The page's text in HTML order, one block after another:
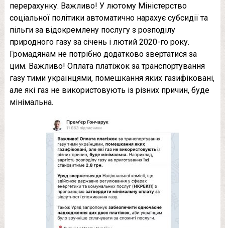
перерахунку. Важливо! У лютому Міністерство
соціальної політики автоматично нарахує субсидії та
пільги за відокремлену послугу з розподілу
природного газу за січень і лютий 2020-го року.
Громадянам не потрібно додатково звертатися за
цим. Важливо! Оплата платіжок за транспортування
газу тими українцями, помешкання яких газифіковані,
але які газ не використовують із різних причин, буде
мінімальна.